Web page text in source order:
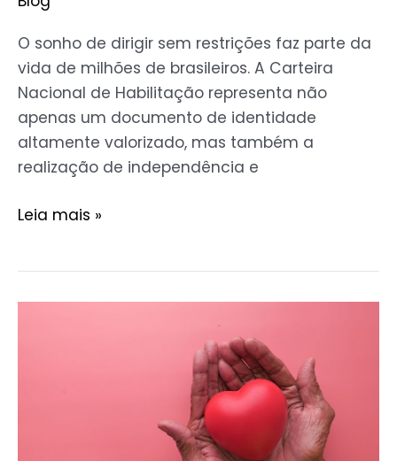
O sonho de dirigir sem restrições faz parte da
vida de milhões de brasileiros. A Carteira
Nacional de Habilitação representa não
apenas um documento de identidade
altamente valorizado, mas também a
realização de independência e
Leia mais »